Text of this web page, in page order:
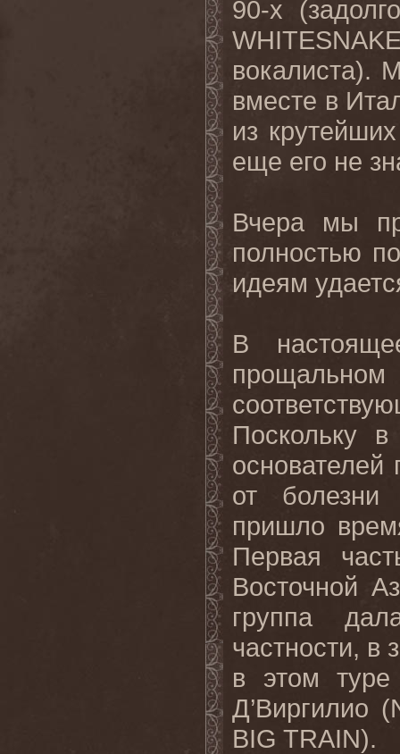
90-х
вокалиста).
вместе в
из
еще его не
Вчера мы
полностью
идеям
В
Поскольку
от болезни
пришло
Первая
Восточной
группа
частности, в
в
этом
туре
Д’Виргилио
BIG TRAIN).